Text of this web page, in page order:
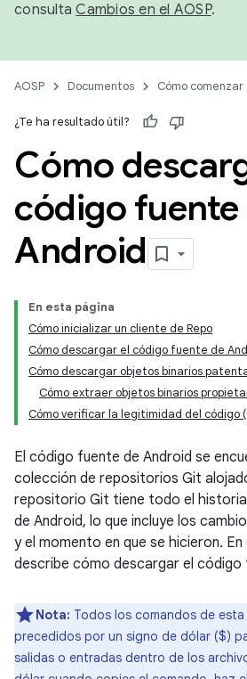
consultaCambios en el AOSP.
AOSP Documentos Cómo comenzar
¿Te ha resultado útil?
Cómo
código fuente
Android
En esta página
Cómo inicializar un cliente de Repo
Cómo descargar el código fuente de
Cómo descargar objetos binarios
Cómo extraer objetos binarios
Cómo verificar la legitimidad del código
El código fuente de Android se
colección de repositorios Git
repositorio Git tiene todo el
de Android, lo que incluye los
y el momento en que se hicieron.
describe cómo descargar el código
Nota: Todos los comandos de
precedidos por un signo de dólar ($)
salidas o entradas dentro de los